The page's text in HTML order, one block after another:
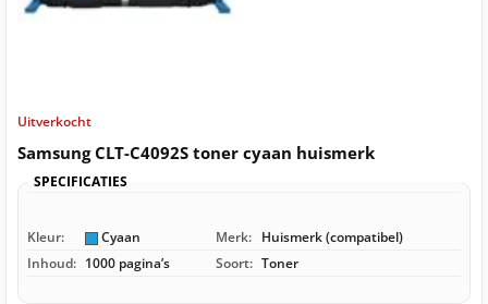
Uitverkocht
Samsung CLT-C4092S toner cyaan huismerk
SPECIFICATIES
Kleur: Cyaan Merk: Huismerk (compatibel)
Inhoud: 1000 pagina’s Soort: Toner